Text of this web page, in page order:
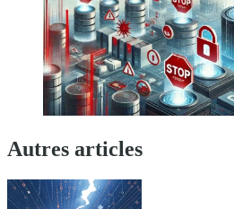
Autres articles